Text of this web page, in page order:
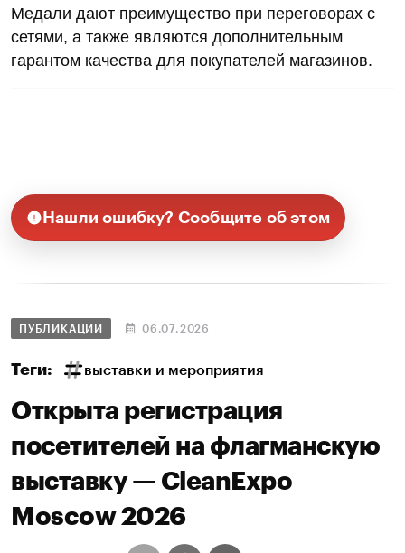
Медали дают преимущество при переговорах с
сетями, а также являются дополнительным
гарантом качества для покупателей магазинов.
Нашли ошибку? Сообщите об этом
ПУБЛИКАЦИИ 06.07.2026
Теги: выставки и мероприятия
Открыта регистрация
посетителей на флагманскую
выставку — CleanExpo
Moscow 2026